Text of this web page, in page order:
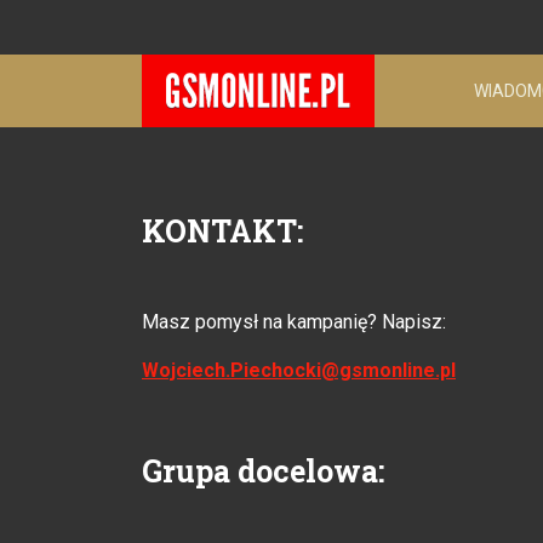
KONTAKT:
Masz pomysł na kampanię? Napisz:
Wojciech.Piechocki@gsmonline.pl
Grupa docelowa: